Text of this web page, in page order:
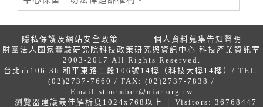
隱私保護及網站安全政策
個人資料蒐集告知聲明
財團法人國家實驗研究院科技政策研究與資訊中心 科技產業資訊室
2003-2017 All Rights Reserved.
台北市106-36 和平東路二段106號14樓（科技大樓14樓）/ TEL:
(02)2737-7660 / FAX: (02)2737-7838 /
Email: stmember@niar.org.tw
瀏覽器建議最佳解析度1024x768以上 │ Visitors: 36768447